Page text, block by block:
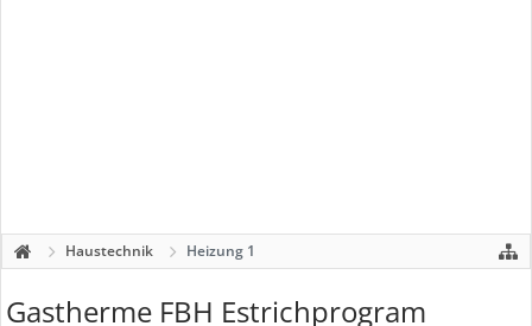
Haustechnik Heizung 1
Gastherme FBH Estrichprogram